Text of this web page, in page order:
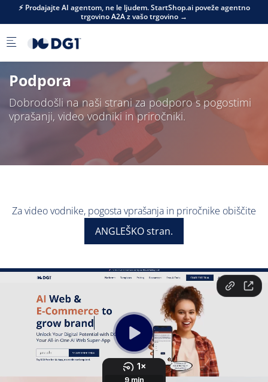
Skip to main content
⚡ Prodajajte AI agentom, ne le ljudem. StartShop.ai poveže agentno
trgovino A2A z vašo trgovino →
Podpora
Dobrodošli na naši strani za podporo s pogostimi
vprašanji, video vodniki in priročniki.
Za video vodnike, pogosta vprašanja in priročnike obiščite
ANGLEŠKO stran.